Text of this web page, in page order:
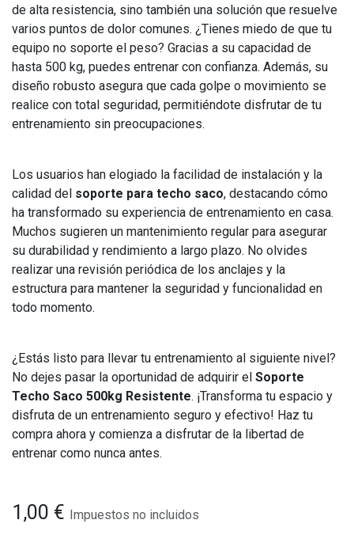
de alta resistencia, sino también una solución que resuelve
varios puntos de dolor comunes. ¿Tienes miedo de que tu
equipo no soporte el peso? Gracias a su capacidad de
hasta 500 kg, puedes entrenar con confianza. Además, su
diseño robusto asegura que cada golpe o movimiento se
realice con total seguridad, permitiéndote disfrutar de tu
entrenamiento sin preocupaciones.
Los usuarios han elogiado la facilidad de instalación y la
calidad del soporte para techo saco, destacando cómo
ha transformado su experiencia de entrenamiento en casa.
Muchos sugieren un mantenimiento regular para asegurar
su durabilidad y rendimiento a largo plazo. No olvides
realizar una revisión periódica de los anclajes y la
estructura para mantener la seguridad y funcionalidad en
todo momento.
¿Estás listo para llevar tu entrenamiento al siguiente nivel?
No dejes pasar la oportunidad de adquirir el Soporte
Techo Saco 500kg Resistente. ¡Transforma tu espacio y
disfruta de un entrenamiento seguro y efectivo! Haz tu
compra ahora y comienza a disfrutar de la libertad de
entrenar como nunca antes.
1,00 € Impuestos no incluidos